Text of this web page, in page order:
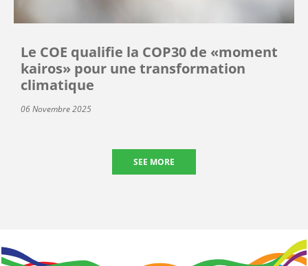
Le COE qualifie la COP30 de «moment
kairos» pour une transformation
climatique
06 Novembre 2025
SEE MORE